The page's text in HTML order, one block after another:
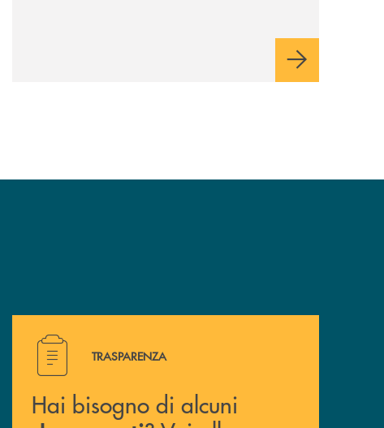
valori e influenzi direttamente la comunità
Hai bisogno di alcuni documenti ? Vai alla pagina della
TRASPARENZA
Hai bisogno di alcuni